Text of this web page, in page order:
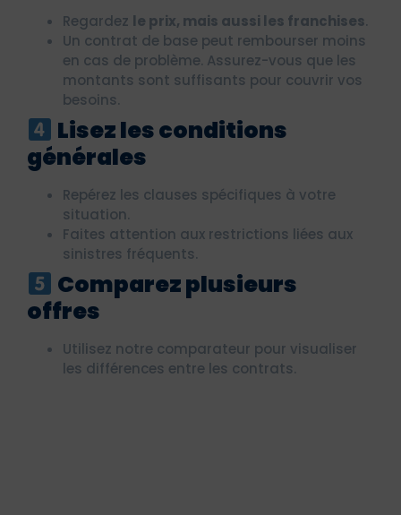
Regardez le prix, mais aussi les franchises.
Un contrat de base peut rembourser moins
en cas de problème. Assurez-vous que les
montants sont suffisants pour couvrir vos
besoins.
Lisez les conditions
générales
Repérez les clauses spécifiques à votre
situation.
Faites attention aux restrictions liées aux
sinistres fréquents.
Comparez plusieurs
offres
Utilisez notre comparateur pour visualiser
les différences entre les contrats.